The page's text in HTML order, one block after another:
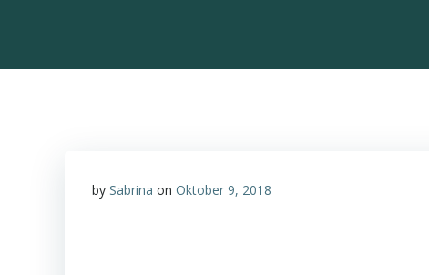
by Sabrina on Oktober 9, 2018